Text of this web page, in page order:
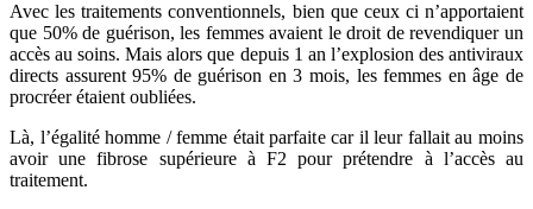
Avec les traitements conventionnels, bien que ceux ci n’apportaient
que 50% de guérison, les femmes avaient le droit de revendiquer un
accès au soins. Mais alors que depuis 1 an l’explosion des antiviraux
directs assurent 95% de guérison en 3 mois, les femmes en âge de
procréer étaient oubliées.
Là, l’égalité homme / femme était parfaite car il leur fallait au moins
avoir une fibrose supérieure à F2 pour prétendre à l’accès au
traitement.